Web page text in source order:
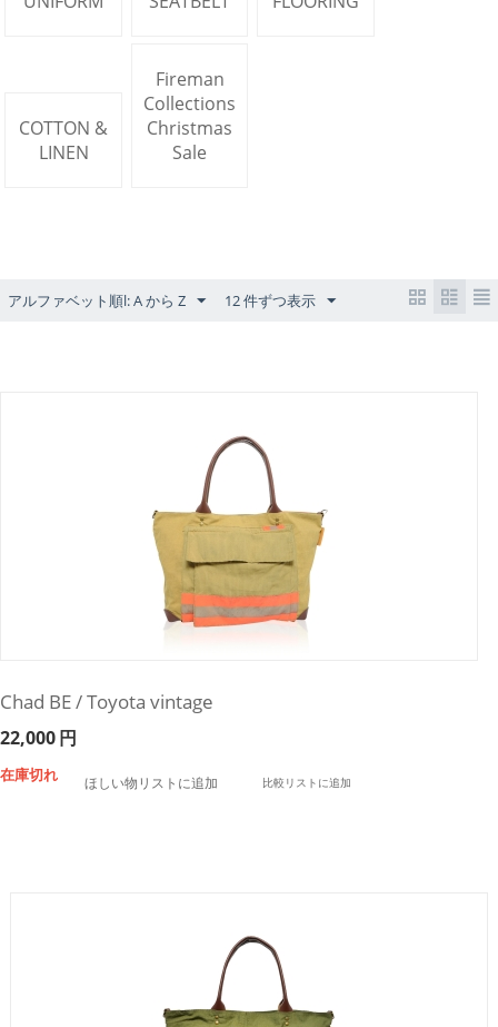
COTTON &
LINEN
Fireman
Collections
Christmas
Sale
アルファベット順l: A から Z 12 件ずつ表示
Chad BE / Toyota vintage
22,000円
在庫切れ ほしい物リストに追加 比較リストに追加